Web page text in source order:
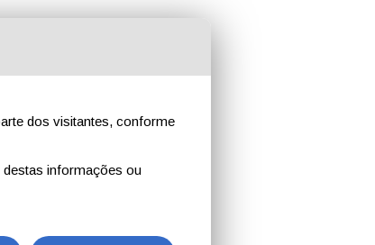
dos visitantes, conforme
informações ou